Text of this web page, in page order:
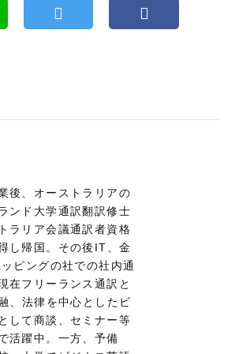
後、オーストラリアの
ンド大学通訳翻訳修士
ラリア会議通訳者資格
し帰国。その後IT、金
ピングの社での社内通
在フリーランス通訳と
、法律を中心としたビ
して商談、セミナー等
活躍中。一方、予備